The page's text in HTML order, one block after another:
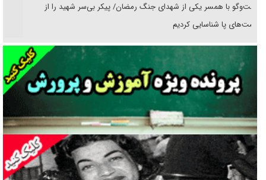
گفت‌وگو با همسر یکی از شهدای جنگ رمضان/ پیکر بی‌سر شهید را از
انگشت‌های پا شناسایی کردیم
نسلی که آنلاین الگو می‌گیرد
گفت‌وگو با آیت‌الله جاودان/ جفای مخالفان مکانت معنوی رهبر شهید را
ارتقا می‌داد
راننده مست به قانون می‌خندد
همه آقای دوربینی شده‌ایم!
قصه ناتمام سرویس مدارس